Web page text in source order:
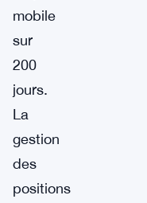
mobile
sur
200
jours.
La
gestion
des
positions